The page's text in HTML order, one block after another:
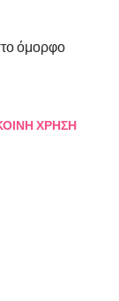
όμορφο
ΧΡΉΣΗ